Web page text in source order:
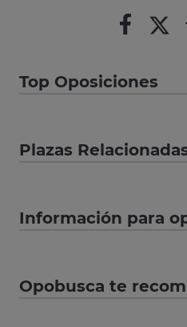
Top Oposiciones
Plazas
Información para
Opobusca te